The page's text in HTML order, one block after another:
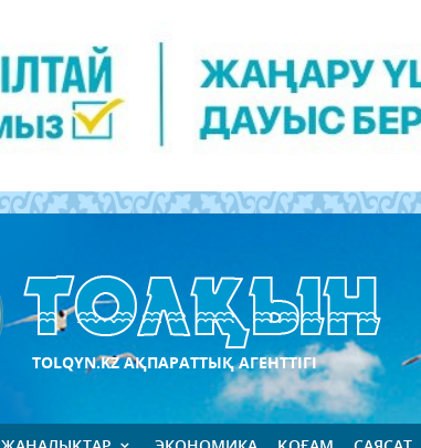
TOLQYN.KZ АҚПАРАТТЫҚ АГЕНТТІГІ